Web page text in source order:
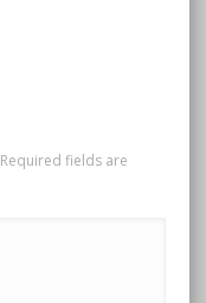
Required fields are